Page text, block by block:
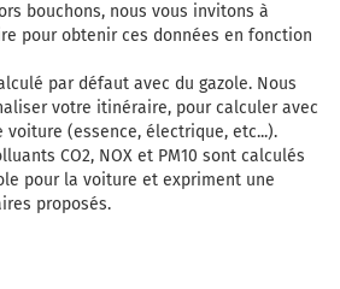
bouchons, nous vous invitons à
pour obtenir ces données en fonction
par défaut avec du gazole. Nous
votre itinéraire, pour calculer avec
(essence, électrique, etc...).
CO2, NOX et PM10 sont calculés
pour la voiture et expriment une
proposés.